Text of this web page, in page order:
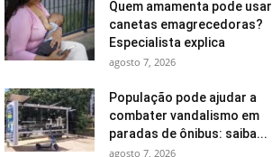
Quem amamenta pode usar
canetas emagrecedoras?
Especialista explica
agosto 7, 2026
População pode ajudar a
combater vandalismo em
paradas de ônibus: saiba...
agosto 7, 2026